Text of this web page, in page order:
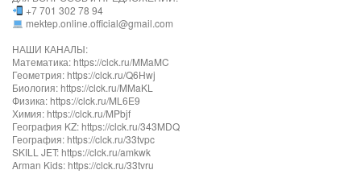
+7 701 302 78 94
mektep.online.official@gmail.com
НАШИ КАНАЛЫ:
Математика: https://clck.ru/MMaMC
Геометрия: https://clck.ru/Q6Hwj
Биология: https://clck.ru/MMaKL
Физика: https://clck.ru/ML6E9
Химия: https://clck.ru/MPbjf
География KZ: https://clck.ru/343MDQ
География: https://clck.ru/33tvpc
SKILL JET: https://clck.ru/amkwk
Arman Kids: https://clck.ru/33tvru